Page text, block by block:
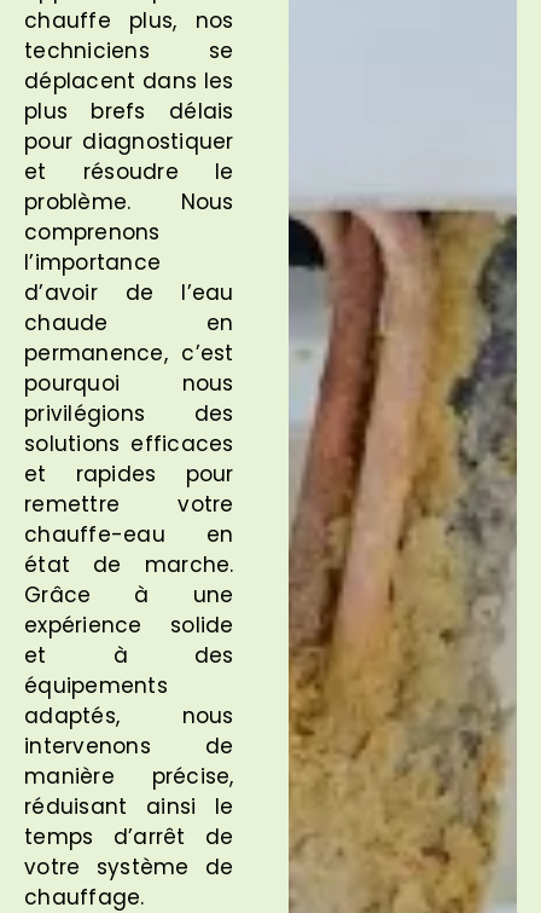
chauffe plus, nos
techniciens se
déplacent dans les
plus brefs délais
pour diagnostiquer
et résoudre le
problème. Nous
comprenons
l’importance
d’avoir de l’eau
chaude en
permanence, c’est
pourquoi nous
privilégions des
solutions efficaces
et rapides pour
remettre votre
chauffe-eau en
état de marche.
Grâce à une
expérience solide
et à des
équipements
adaptés, nous
intervenons de
manière précise,
réduisant ainsi le
temps d’arrêt de
votre système de
chauffage.